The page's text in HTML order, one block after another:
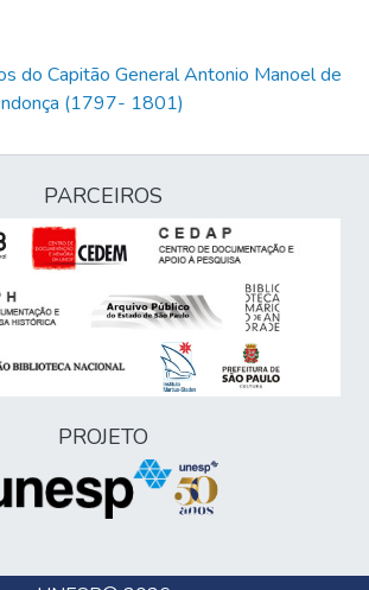
do Capitão General Antonio Manoel de
(1797- 1801)
PARCEIROS
PROJETO